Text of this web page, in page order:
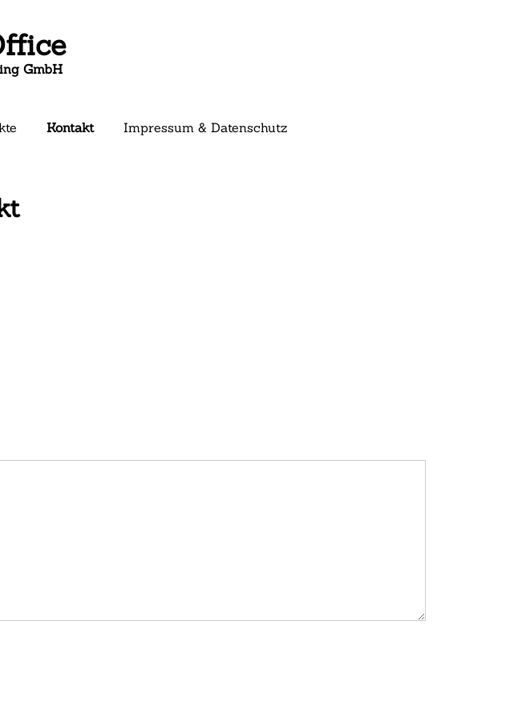
GmbH
Kontakt Impressum & Datenschutz